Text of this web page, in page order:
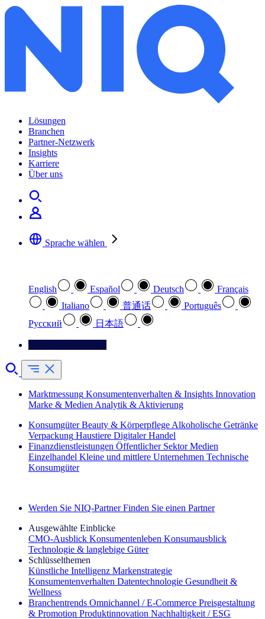
Lösungen
Branchen
Partner-Netzwerk
Insights
Karriere
Über uns
Sprache wählen
English Español Deutsch
Français
Italiano
普通话
Português
Pусский
日本語
Marktmessung Konsumentenverhalten & Insights Innovation
Marke & Medien Analytik & Aktivierung
Konsumgüter Beauty & Körperpflege Alkoholische Getränke
Verpackung Haustiere Digitaler Handel
Finanzdienstleistungen Öffentlicher Sektor Medien
Einzelhandel Kleine und mittlere Unternehmen Technische
Konsumgüter
Werden Sie NIQ-Partner Finden Sie einen Partner
Ausgewählte Einblicke
CMO‑Ausblick Konsumentenleben Konsumausblick
Technologie & langlebige Güter
Schlüsselthemen
Künstliche Intelligenz Markenstrategie
Konsumentenverhalten Datentechnologie Gesundheit &
Wellness
Branchentrends Omnichannel / E‑Commerce Preisgestaltung
& Promotion Produktinnovation Nachhaltigkeit / ESG